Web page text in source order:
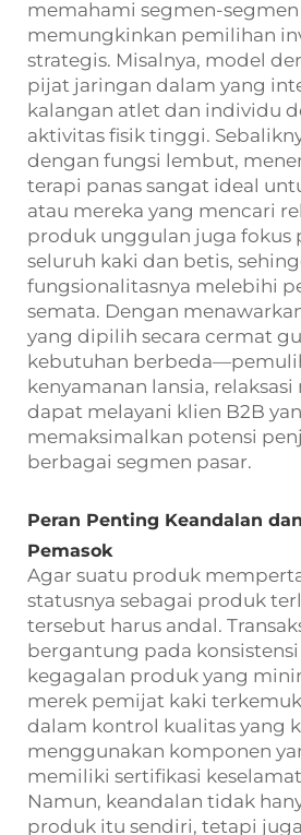
memahami segmen-segmen
memungkinkan pemilihan
strategis. Misalnya, model
pijat jaringan dalam yang
kalangan atlet dan individu
aktivitas fisik tinggi.
dengan fungsi lembut,
terapi panas sangat ideal
atau mereka yang mencari
produk unggulan juga fokus
seluruh kaki dan betis,
fungsionalitasnya melebihi
semata. Dengan
yang dipilih secara cermat
kebutuhan
kenyamanan lansia,
dapat melayani klien B2B
memaksimalkan potensi
berbagai segmen pasar.
Peran Penting Keandalan
Pemasok
Agar suatu produk
statusnya sebagai produk
tersebut harus andal.
bergantung pada
kegagalan produk yang
merek pemijat kaki
dalam kontrol kualitas yang
menggunakan komponen
memiliki sertifikasi
Namun, keandalan tidak
produk itu sendiri, tetapi